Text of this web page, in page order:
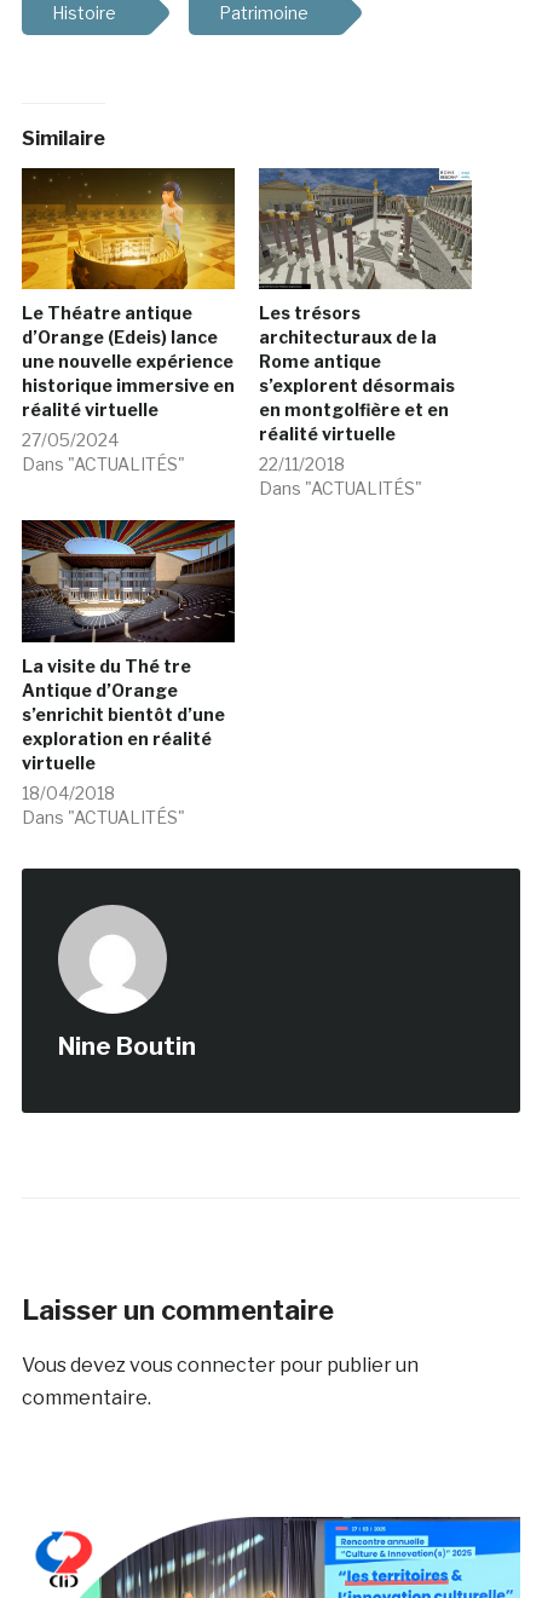
Histoire Patrimoine
Similaire
Le Théatre antique
d’Orange (Edeis) lance
une nouvelle expérience
historique immersive en
réalité virtuelle
27/05/2024
Dans "ACTUALITÉS"
Les trésors
architecturaux de la
Rome antique
s’explorent désormais
en montgolfière et en
réalité virtuelle
22/11/2018
Dans "ACTUALITÉS"
La visite du Thé tre
Antique d’Orange
s’enrichit bientôt d’une
exploration en réalité
virtuelle
18/04/2018
Dans "ACTUALITÉS"
Nine Boutin
Laisser un commentaire
Vous devezvous connecterpour publier un
commentaire.